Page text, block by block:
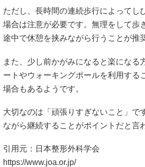
ただし、長時間の連続歩行によってし
場合は注意が必要です。無理をして歩
途中で休憩を挟みながら行うことが推
また、少し前かがみになると楽になる
ートやウォーキングポールを利用する
場合もあるようです。
大切なのは「頑張りすぎないこと」で
ながら継続することがポイントだと言
引用元：日本整形外科学会
https://www.joa.or.jp/